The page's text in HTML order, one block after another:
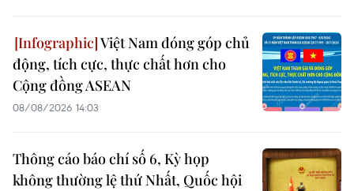
Việt Nam đóng góp chủ
động, tích cực, thực chất hơn cho
Cộng đồng ASEAN
08/08/2026 14:03
Thông cáo báo chí số 6, Kỳ họp
không thường lệ thứ Nhất, Quốc hội